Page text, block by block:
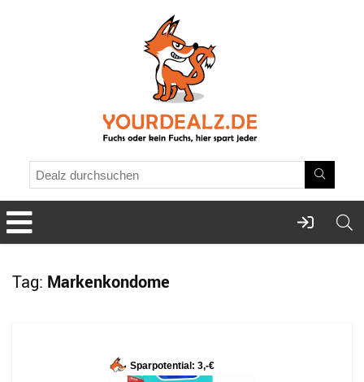
Tag: Markenkondome
Sparpotential: 3,-€